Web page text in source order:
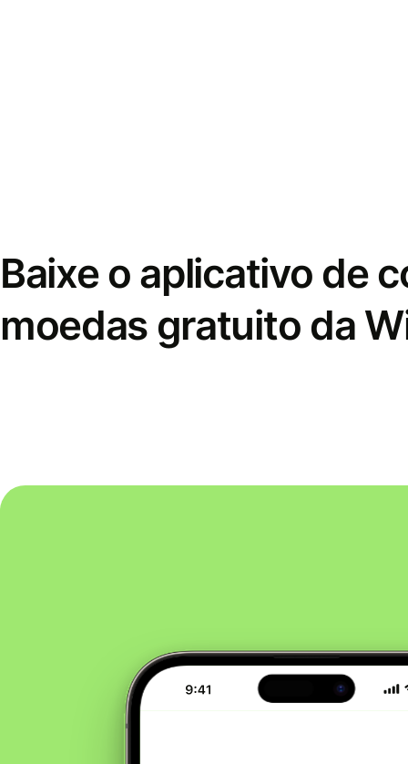
Baixe o aplicativo de
moedas gratuito da